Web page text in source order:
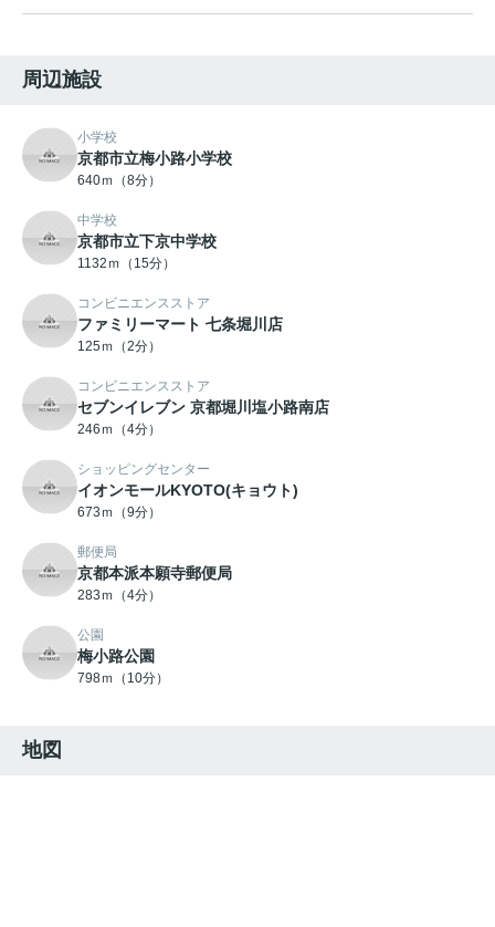
周辺施設
小学校
京都市立梅小路小学校
640ｍ（8分）
中学校
京都市立下京中学校
1132ｍ（15分）
コンビニエンスストア
ファミリーマート 七条堀川店
125ｍ（2分）
コンビニエンスストア
セブンイレブン 京都堀川塩小路南店
246ｍ（4分）
ショッピングセンター
イオンモールKYOTO(キョウト)
673ｍ（9分）
郵便局
京都本派本願寺郵便局
283ｍ（4分）
公園
梅小路公園
798ｍ（10分）
地図